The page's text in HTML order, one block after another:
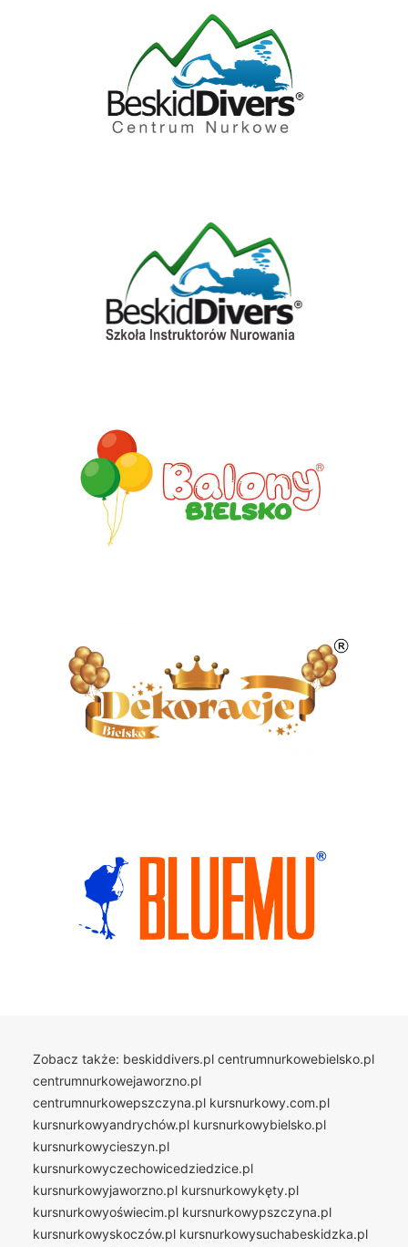
Zobacz także: beskiddivers.pl centrumnurkowebielsko.pl
centrumnurkowejaworzno.pl
centrumnurkowepszczyna.pl kursnurkowy.com.pl
kursnurkowyandrychów.pl kursnurkowybielsko.pl
kursnurkowycieszyn.pl
kursnurkowyczechowicedziedzice.pl
kursnurkowyjaworzno.pl kursnurkowykęty.pl
kursnurkowyoświecim.pl kursnurkowypszczyna.pl
kursnurkowyskoczów.pl kursnurkowysuchabeskidzka.pl